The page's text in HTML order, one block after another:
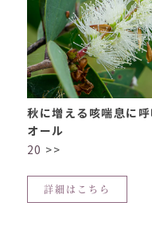
秋に増える咳喘息に
オール
20 >>
詳細はこちら